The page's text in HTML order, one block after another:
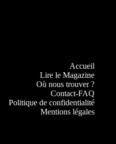
Accueil
Lire le Magazine
Où nous trouver ?
Contact-FAQ
Politique de confidentialité
Mentions légales